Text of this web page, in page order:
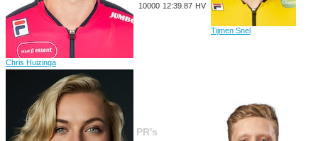
Chris Huizinga
10000 12:39.87 HV
Tijmen Snel
PR's